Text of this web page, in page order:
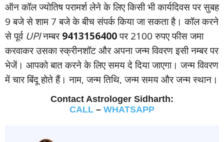
ऑन कॉल ज्‍योतिष परामर्श लेने के लिए किसी भी कार्यदिवस पर सुबह
9 बजे से शाम 7 बजे के बीच संपर्क किया जा सकता है। कॉल करने
से पूर्व UPIनम्‍बर9413156400पर 2100 रुपए फीस जमा
करवाकर उसका स्‍क्रीनशॉट और अपना जन्‍म विवरण इसी नम्‍बर पर
भेजें। आपको बात करने के लिए समय दे दिया जाएगा। जन्‍म विवरण
में चार बिंदू होते हैं। नाम, जन्‍म तिथि, जन्‍म समय और जन्‍म स्‍थान।
Contact Astrologer Sidharth:
CALL – WHATSAPP